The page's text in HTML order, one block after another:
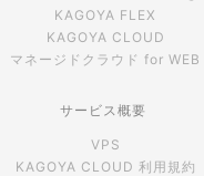
KAGOYA FLEX
KAGOYA CLOUD
マネージドクラウド for WEB
サービス概要
VPS
KAGOYA CLOUD 利用規約